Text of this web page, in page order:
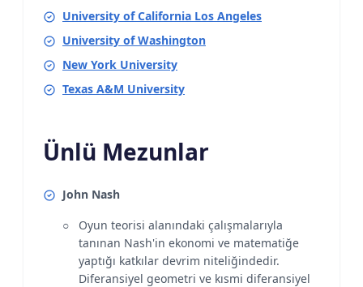
University of California Los Angeles
University of Washington
New York University
Texas A&M University
Ünlü Mezunlar
John Nash
Oyun teorisi alanındaki çalışmalarıyla
tanınan Nash'in ekonomi ve matematiğe
yaptığı katkılar devrim niteliğindedir.
Diferansiyel geometri ve kısmi diferansiyel